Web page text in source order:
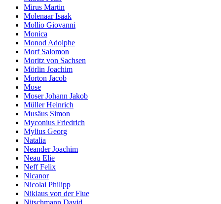
Mirus Martin
Molenaar Isaak
Mollio Giovanni
Monica
Monod Adolphe
Morf Salomon
Moritz von Sachsen
Mörlin Joachim
Morton Jacob
Mose
Moser Johann Jakob
Müller Heinrich
Musäus Simon
Myconius Friedrich
Mylius Georg
Natalia
Neander Joachim
Neau Elie
Neff Felix
Nicanor
Nicolai Philipp
Niklaus von der Flue